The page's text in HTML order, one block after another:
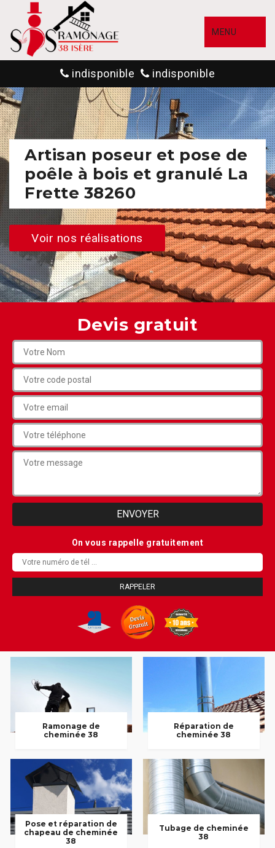
MENU
indisponible indisponible
Artisan poseur et pose de
poêle à bois et granulé La
Frette 38260
Voir nos réalisations
Devis gratuit
On vous rappelle gratuitement
Ramonage de
cheminée 38
Réparation de
cheminée 38
Pose et réparation de
chapeau de cheminée
38
Tubage de cheminée
38